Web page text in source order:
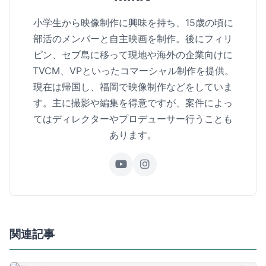
小学生から映像制作に興味を持ち、15歳の頃に
部活のメンバーと自主映画を制作。後にフィリ
ピン、セブ島に移って現地や海外の企業向けに
TVCM、VPといったコマーシャル制作を提供。
現在は帰国し、福岡で映像制作などをしていま
す。主に撮影や編集を得意ですが、案件によっ
てはディレクターやプロデューサー行うことも
あります。
関連記事